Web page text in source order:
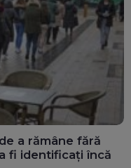
a rămâne fără
fi identificați încă